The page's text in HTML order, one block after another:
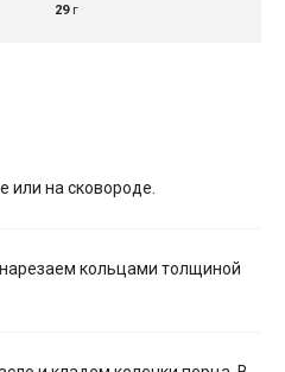
29г
или на сковороде.
кольцами толщиной